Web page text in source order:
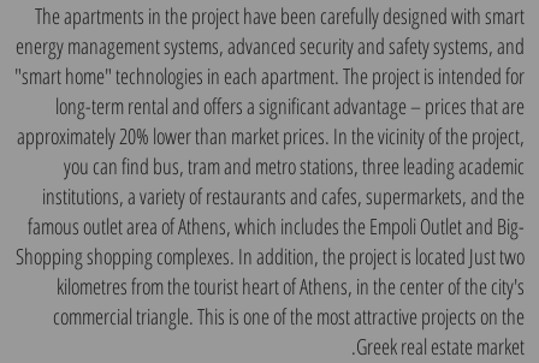
The apartments in the project have been carefully designed with smart
energy management systems, advanced security and safety systems, and
"smart home" technologies in each apartment. The project is intended for
long-term rental and offers a significant advantage – prices that are
approximately 20% lower than market prices. In the vicinity of the project,
you can find bus, tram and metro stations, three leading academic
institutions, a variety of restaurants and cafes, supermarkets, and the
famous outlet area of ​​Athens, which includes the Empoli Outlet and Big-
Shopping shopping complexes. In addition, the project is located Just two
kilometres from the tourist heart of Athens, in the center of the city's
commercial triangle. This is one of the most attractive projects on the
Greek real estate market.